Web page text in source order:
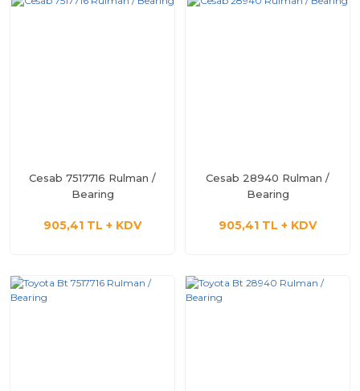
Cesab 7517716 Rulman /
Bearing
905,41 TL + KDV
Cesab 28940 Rulman /
Bearing
905,41 TL + KDV